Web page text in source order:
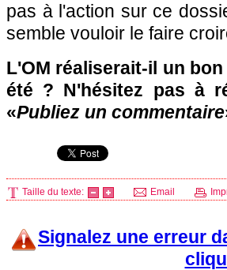
pas à l'action sur ce
semble vouloir le faire
L'OM réaliserait-il un
été ? N'hésitez pas à
«Publiez un commentaire
Taille du texte: Email
Signalez une erreur